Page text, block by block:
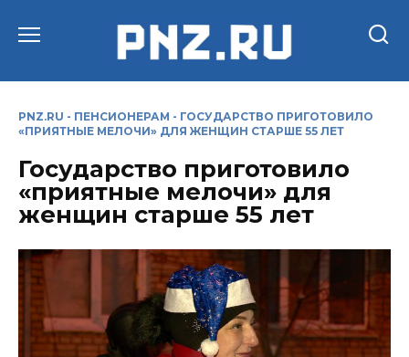
PNZ.RU - ПЕНСИОНЕРАМ - ГОСУДАРСТВО ПРИГОТОВИЛО
«ПРИЯТНЫЕ МЕЛОЧИ» ДЛЯ ЖЕНЩИН СТАРШЕ 55 ЛЕТ
Государство приготовило
«приятные мелочи» для
женщин старше 55 лет